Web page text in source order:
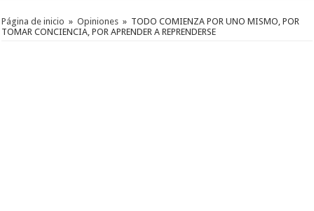
Página de inicio » Opiniones » TODO COMIENZA POR UNO MISMO, POR
TOMAR CONCIENCIA, POR APRENDER A REPRENDERSE